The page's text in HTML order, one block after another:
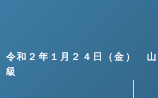
令和２年１月２４日（金） 山
級